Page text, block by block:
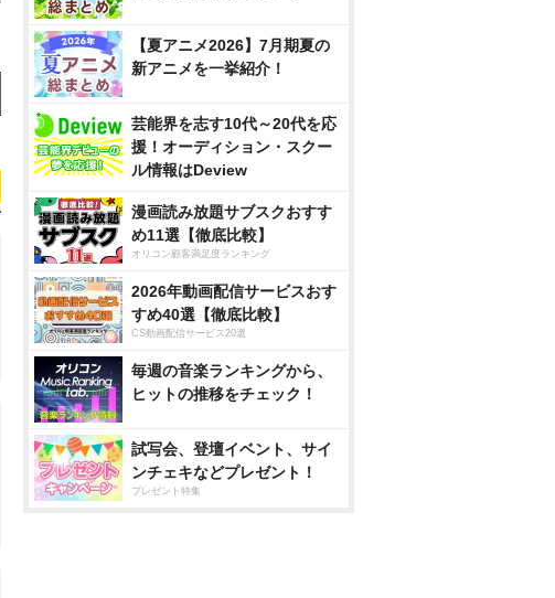
【夏アニメ2026】7月期夏の
新アニメを一挙紹介！
芸能界を志す10代～20代を応
援！オーディション・スクー
ル情報はDeview
漫画読み放題サブスクおすす
め11選【徹底比較】
オリコン顧客満足度ランキング
2026年動画配信サービスおす
すめ40選【徹底比較】
CS動画配信サービス20選
毎週の音楽ランキングから、
ヒットの推移をチェック！
試写会、登壇イベント、サイ
ンチェキなどプレゼント！
プレゼント特集